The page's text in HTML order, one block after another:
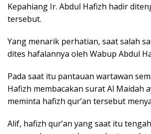
Kepahiang Ir. Abdul Hafizh hadir
tersebut.
Yang menarik perhatian, saat salah
dites hafalannya oleh Wabup Abdul
Pada saat itu pantauan wartawan
Hafizh membacakan surat Al Maidah
meminta hafizh qur’an tersebut
Alif, hafizh qur’an yang saat itu